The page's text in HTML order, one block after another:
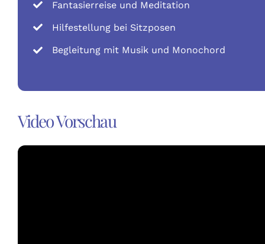
Fantasierreise und Meditation
Hilfestellung bei Sitzposen
Begleitung mit Musik und Monochord
Video Vorschau